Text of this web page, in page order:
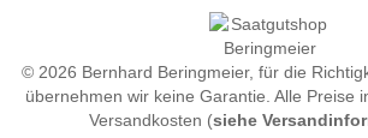
© 2026 Bernhard Beringmeier, für die
übernehmen wir keine Garantie. Alle Preise
Versandkosten (siehe